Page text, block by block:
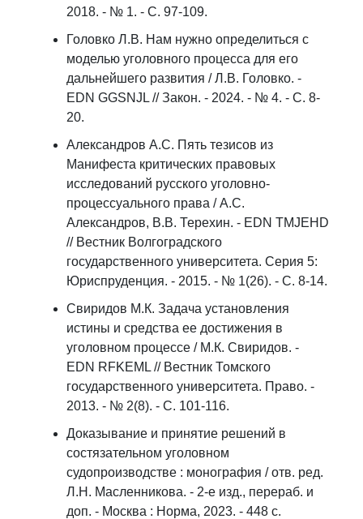
2018. - № 1. - С. 97-109.
Головко Л.В. Нам нужно определиться с
моделью уголовного процесса для его
дальнейшего развития / Л.В. Головко. -
EDN GGSNJL // Закон. - 2024. - № 4. - С. 8-
20.
Александров А.С. Пять тезисов из
Манифеста критических правовых
исследований русского уголовно-
процессуального права / А.С.
Александров, В.В. Терехин. - EDN TMJEHD
// Вестник Волгоградского
государственного университета. Серия 5:
Юриспруденция. - 2015. - № 1(26). - С. 8-14.
Свиридов М.К. Задача установления
истины и средства ее достижения в
уголовном процессе / М.К. Свиридов. -
EDN RFKEML // Вестник Томского
государственного университета. Право. -
2013. - № 2(8). - С. 101-116.
Доказывание и принятие решений в
состязательном уголовном
судопроизводстве : монография / отв. ред.
Л.Н. Масленникова. - 2-е изд., перераб. и
доп. - Москва : Норма, 2023. - 448 с.